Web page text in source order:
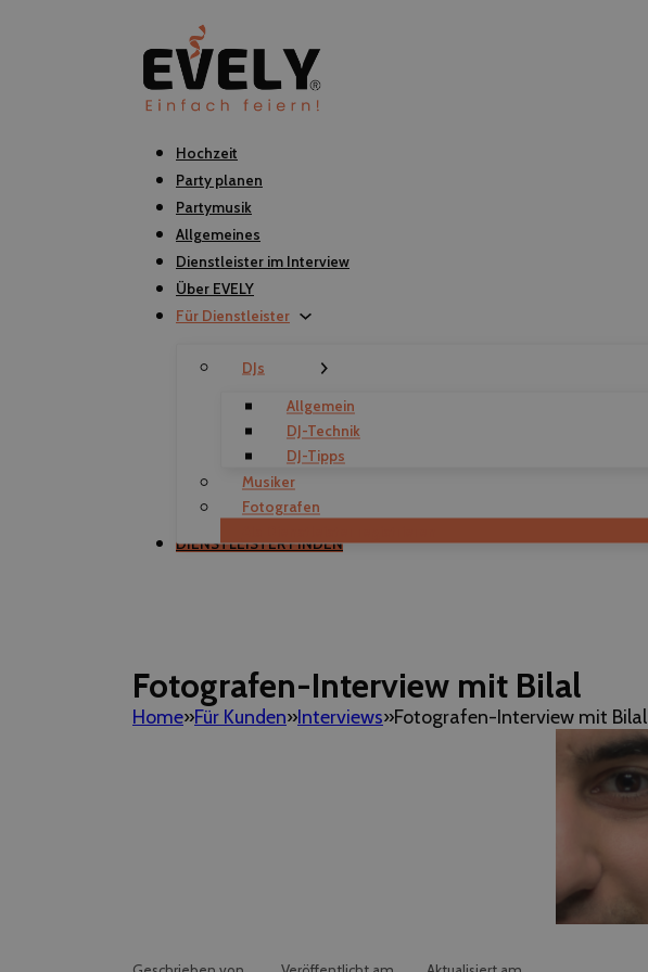
Hochzeit
Party planen
Partymusik
Allgemeines
Dienstleister im Interview
Über EVELY
Für Dienstleister
DJs
Allgemein
DJ-Technik
DJ-Tipps
Musiker
Fotografen
DIENSTLEISTER FINDEN
Fotografen-Interview mit Bilal
Home Für Kunden Interviews Fotografen-Interview mit Bilal